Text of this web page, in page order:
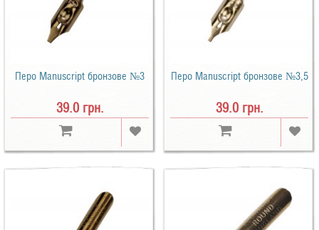
Перо Manuscript бронзове №3
39.0 грн.
Перо Manuscript бронзове №3,5
39.0 грн.